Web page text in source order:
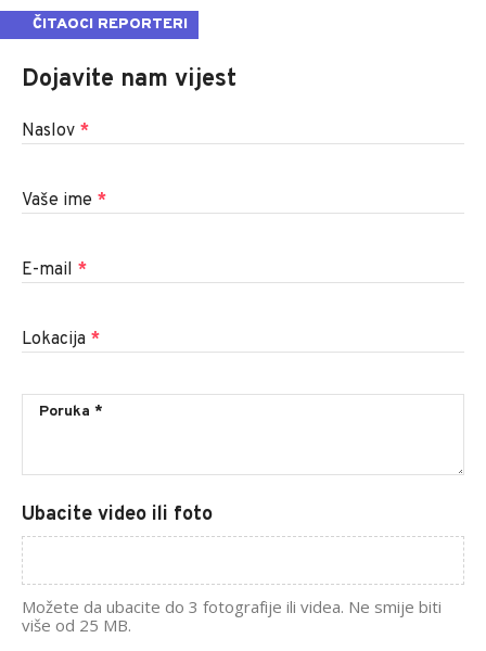
ČITAOCI REPORTERI
Dojavite nam vijest
Naslov *
Vaše ime *
E-mail *
Lokacija *
Ubacite video ili foto
Možete da ubacite do 3 fotografije ili videa. Ne smije biti
više od 25 MB.